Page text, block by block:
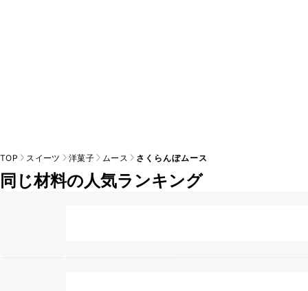
TOP スイーツ 洋菓子 ムース さくらんぼムース
同じ材料の人気ランキング